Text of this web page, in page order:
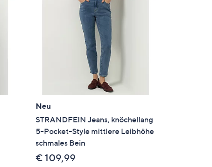
Neu
STRANDFEIN Jeans, knöchellang
5-Pocket-Style mittlere Leibhöhe
schmales Bein
€ 109,99